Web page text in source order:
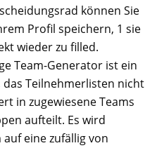
können Sie
Profil speichern, 1 sie
wieder zu filled.
Team-Generator ist ein
das Teilnehmerlisten nicht
in zugewiesene Teams
aufteilt. Es wird
eine zufällig von